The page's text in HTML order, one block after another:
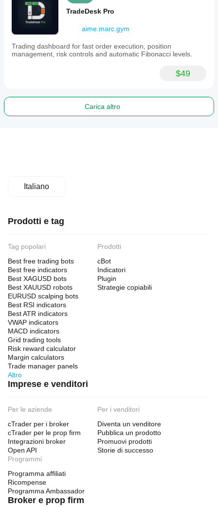
TradeDesk Pro
aime.marc.gym
Trading dashboard for fast order execution, position
management, risk controls and automatic Fibonacci levels.
$49
Carica altro
Italiano
Prodotti e tag
Tag popolari
Best free trading bots
Best free indicators
Best XAGUSD bots
Best XAUUSD robots
EURUSD scalping bots
Best RSI indicators
Best ATR indicators
VWAP indicators
MACD indicators
Grid trading tools
Risk reward calculator
Margin calculators
Trade manager panels
Altro
Prodotti
cBot
Indicatori
Plugin
Strategie copiabili
Imprese e venditori
Per le aziende
cTrader per i broker
cTrader per le prop firm
Integrazioni broker
Open API
Per i venditori
Diventa un venditore
Pubblica un prodotto
Promuovi prodotti
Storie di successo
Programmi
Programma affiliati
Ricompense
Programma Ambassador
Broker e prop firm